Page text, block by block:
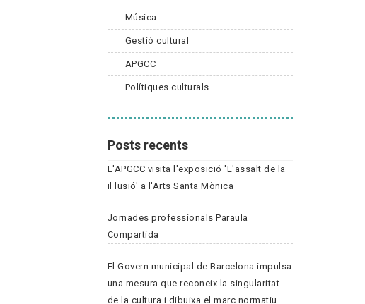
Música
Gestió cultural
APGCC
Polítiques culturals
Posts recents
L'APGCC visita l'exposició 'L'assalt de la
il·lusió' a l'Arts Santa Mònica
Jornades professionals Paraula
Compartida
El Govern municipal de Barcelona impulsa
una mesura que reconeix la singularitat
de la cultura i dibuixa el marc normatiu